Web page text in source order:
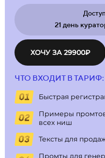
21 день
ХОЧУ ЗА 29900₽
ЧТО ВХОДИТ В ТАРИФ:
Быстрая
Примеры
всех ниш
Тексты для
Промты для